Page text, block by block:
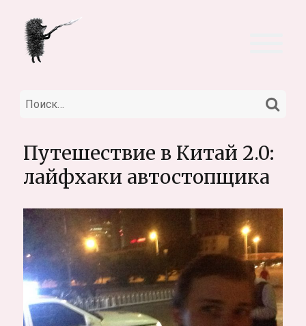
Искать:
Путешествие в Китай 2.0:
лайфхаки автостопщика